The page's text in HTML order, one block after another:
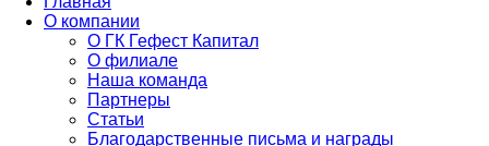
О компании
О ГК Гефест Капитал
О филиале
Наша команда
Партнеры
Статьи
Благодарственные письма и награды